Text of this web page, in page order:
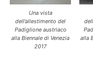
Una vista
dell’allestimento del
Padiglione austriaco
alla Biennale di Venezia
2017
alla